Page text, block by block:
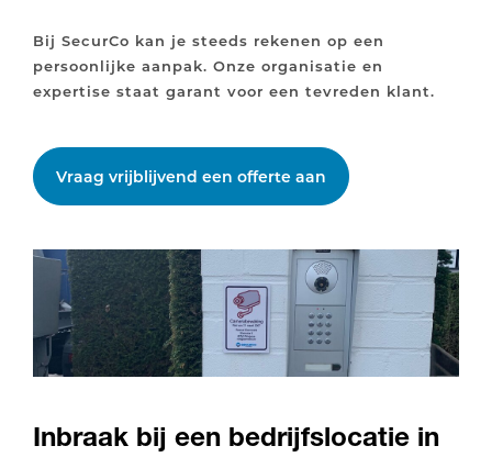
Bij SecurCo kan je steeds rekenen op een
persoonlijke aanpak. Onze organisatie en
expertise staat garant voor een tevreden klant.
Vraag vrijblijvend een offerte aan
Inbraak bij een bedrijfslocatie in